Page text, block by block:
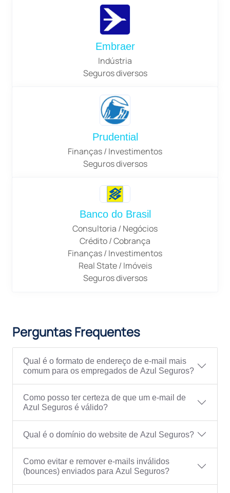
Embraer
Indústria
Seguros diversos
Prudential
Finanças / Investimentos
Seguros diversos
Banco do Brasil
Consultoria / Negócios
Crédito / Cobrança
Finanças / Investimentos
Real State / Imóveis
Seguros diversos
Perguntas Frequentes
Qual é o formato de endereço de e-mail mais
comum para os empregados de Azul Seguros?
Como posso ter certeza de que um e-mail de
Azul Seguros é válido?
Qual é o domínio do website de Azul Seguros?
Como evitar e remover e-mails inválidos
(bounces) enviados para Azul Seguros?